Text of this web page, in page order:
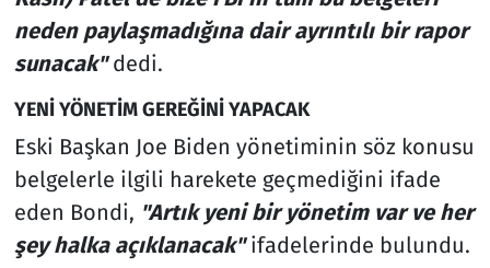
neden paylaşmadığına dair ayrıntılı bir rapor
sunacak"dedi.
YENİ YÖNETİM GEREĞİNİ YAPACAK
Eski Başkan Joe Biden yönetiminin söz konusu
belgelerle ilgili harekete geçmediğini ifade
eden Bondi, "Artık yeni bir yönetim var ve her
şey halka açıklanacak"ifadelerinde bulundu.